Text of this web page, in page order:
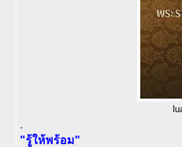
.
"รู้ให้พร้อม"